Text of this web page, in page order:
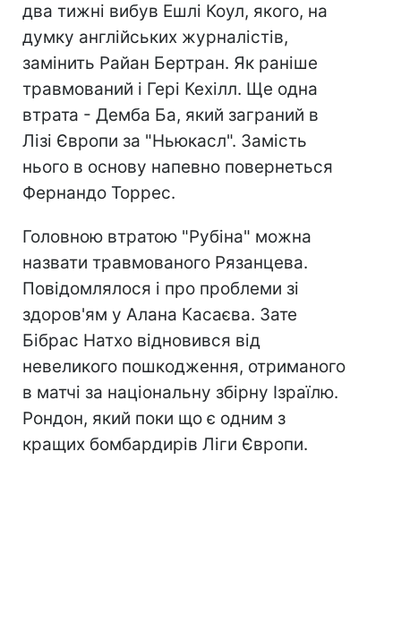
два тижні вибув Ешлі Коул, якого, на
думку англійських журналістів,
замінить Райан Бертран. Як раніше
травмований і Гері Кехілл. Ще одна
втрата - Демба Ба, який заграний в
Лізі Європи за "Ньюкасл". Замість
нього в основу напевно повернеться
Фернандо Торрес.
Головною втратою "Рубіна" можна
назвати травмованого Рязанцева.
Повідомлялося і про проблеми зі
здоров'ям у Алана Касаєва. Зате
Бібрас Натхо відновився від
невеликого пошкодження, отриманого
в матчі за національну збірну Ізраїлю.
Рондон, який поки що є одним з
кращих бомбардирів Ліги Європи.